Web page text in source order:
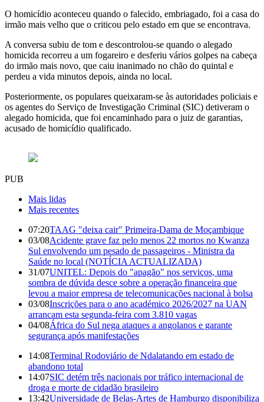
O homicídio aconteceu quando o falecido, embriagado, foi a casa do
irmão mais velho que o criticou pelo estado em que se encontrava.
A conversa subiu de tom e descontrolou-se quando o alegado
homicida recorreu a um fogareiro e desferiu vários golpes na cabeça
do irmão mais novo, que caiu inanimado no chão do quintal e
perdeu a vida minutos depois, ainda no local.
Posteriormente, os populares queixaram-se às autoridades policiais e
os agentes do Serviço de Investigação Criminal (SIC) detiveram o
alegado homicida, que foi encaminhado para o juiz de garantias,
acusado de homicídio qualificado.
PUB
Mais lidas
Mais recentes
07:20TAAG "deixa cair" Primeira-Dama de Moçambique
03/08Acidente grave faz pelo menos 22 mortos no Kwanza
Sul envolvendo um pesado de passageiros - Ministra da
Saúde no local (NOTÍCIA ACTUALIZADA)
31/07UNITEL: Depois do "apagão" nos serviços, uma
sombra de dúvida desce sobre a operação financeira que
levou a maior empresa de telecomunicações nacional à bolsa
03/08Inscrições para o ano académico 2026/2027 na UAN
arrancam esta segunda-feira com 3.810 vagas
04/08África do Sul nega ataques a angolanos e garante
segurança após manifestações
14:08Terminal Rodoviário de Ndalatando em estado de
abandono total
14:07SIC detém três nacionais por tráfico internacional de
droga e morte de cidadão brasileiro
13:42Universidade de Belas-Artes de Hamburgo disponibiliza